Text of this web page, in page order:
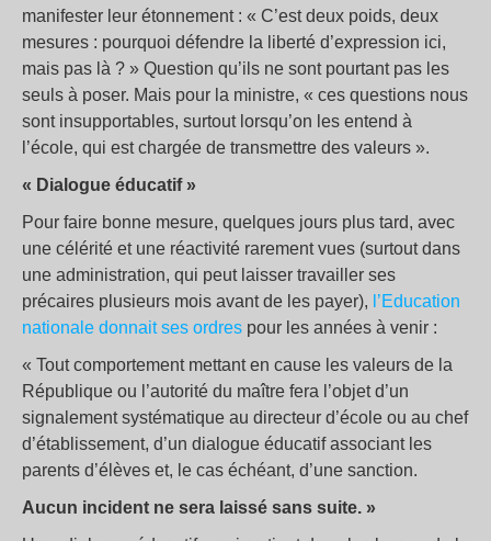
manifester leur étonnement : « C’est deux poids, deux
mesures : pourquoi défendre la liberté d’expression ici,
mais pas là ? » Question qu’ils ne sont pourtant pas les
seuls à poser. Mais pour la ministre, « ces questions nous
sont insupportables, surtout lorsqu’on les entend à
l’école, qui est chargée de transmettre des valeurs ».
« Dialogue éducatif »
Pour faire bonne mesure, quelques jours plus tard, avec
une célérité et une réactivité rarement vues (surtout dans
une administration, qui peut laisser travailler ses
précaires plusieurs mois avant de les payer), l’Education
nationale donnait ses ordres pour les années à venir :
« Tout comportement mettant en cause les valeurs de la
République ou l’autorité du maître fera l’objet d’un
signalement systématique au directeur d’école ou au chef
d’établissement, d’un dialogue éducatif associant les
parents d’élèves et, le cas échéant, d’une sanction.
Aucun incident ne sera laissé sans suite. »